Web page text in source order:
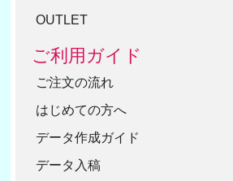
OUTLET
ご利用ガイド
ご注文の流れ
はじめての方へ
データ作成ガイド
データ入稿